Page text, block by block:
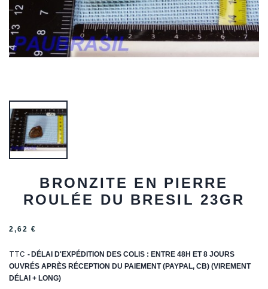
BRONZITE EN PIERRE
ROULÉE DU BRESIL 23GR
2,62 €
TTC
DÉLAI D'EXPÉDITION DES COLIS : ENTRE 48H ET 8 JOURS
OUVRÉS APRÈS RÉCEPTION DU PAIEMENT (PAYPAL, CB) (VIREMENT
DÉLAI + LONG)